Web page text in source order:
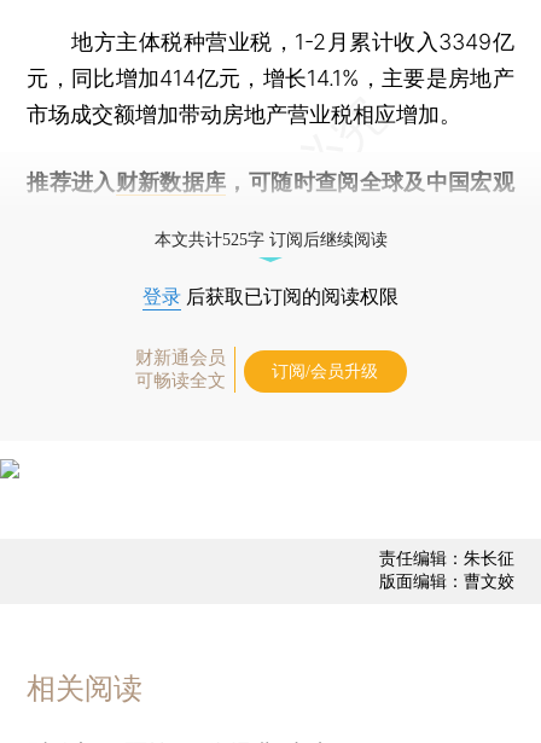
地方主体税种营业税，1-2月累计收入3349亿
元，同比增加414亿元，增长14.1%，主要是房地产
市场成交额增加带动房地产营业税相应增加。
推荐进入 财新数据库 ，可随时查阅全球及中国宏观
本文共计525字 订阅后继续阅读
登录 后获取已订阅的阅读权限
财新通会员
可畅读全文
订阅/会员升级
责任编辑：朱长征
版面编辑：曹文姣
相关阅读